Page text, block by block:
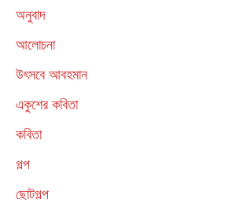
অনুবাদ
আলোচনা
উৎসবে আবহমান
একুশের কবিতা
কবিতা
গল্প
ছোটগল্প